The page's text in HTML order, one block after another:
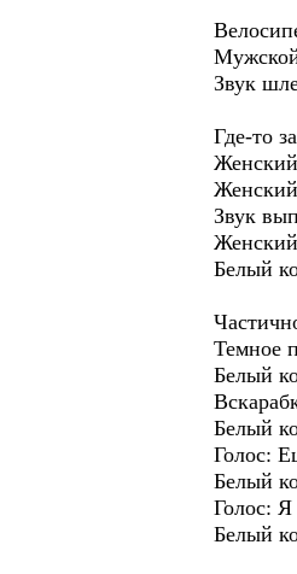
Звук
Где-то
Звук
Женский
Белый
Темное
Белый
Белый
Голос:
Белый
Голос:
Белый